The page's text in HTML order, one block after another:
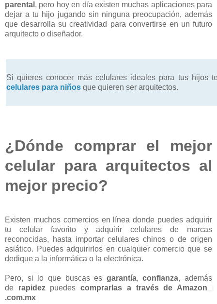
parental , pero hoy en día existen muchas aplicaciones para
dejar a tu hijo jugando sin ninguna preocupación, además
que desarrolla su creatividad para convertirse en un futuro
arquitecto o diseñador.
Si quieres conocer más celulares ideales para tus hijos
celulares para niños que quieren ser arquitectos.
¿Dónde comprar el mejor
celular para arquitectos al
mejor precio?
Existen muchos comercios en línea donde puedes adquirir
tu celular favorito y adquirir celulares de marcas
reconocidas, hasta importar celulares chinos o de origen
asiático. Puedes adquirirlos en cualquier comercio que se
dedique a la informática o la electrónica.
Pero, si lo que buscas es garantía,confianza, además
de rapidezpuedescomprarlas a través de Amazon
.com.mx